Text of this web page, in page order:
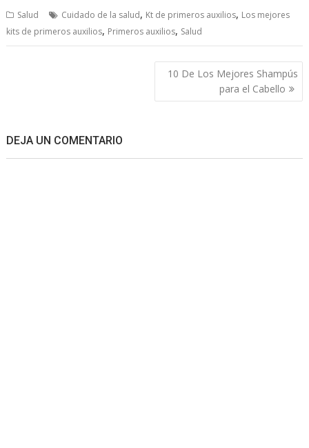
Salud Cuidado de la salud, Kt de primeros auxilios, Los mejores
kits de primeros auxilios, Primeros auxilios, Salud
10 De Los Mejores Shampús
para el Cabello
DEJA UN COMENTARIO